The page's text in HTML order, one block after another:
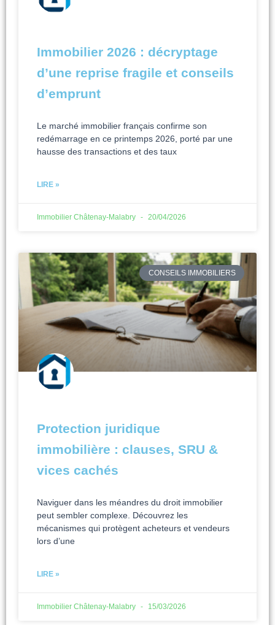
Immobilier 2026 : décryptage
d’une reprise fragile et conseils
d’emprunt
Le marché immobilier français confirme son
redémarrage en ce printemps 2026, porté par une
hausse des transactions et des taux
LIRE »
Immobilier Châtenay-Malabry 20/04/2026
CONSEILS IMMOBILIERS
Protection juridique
immobilière : clauses, SRU &
vices cachés
Naviguer dans les méandres du droit immobilier
peut sembler complexe. Découvrez les
mécanismes qui protègent acheteurs et vendeurs
lors d’une
LIRE »
Immobilier Châtenay-Malabry 15/03/2026